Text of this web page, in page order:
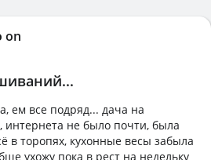
on
ем все подряд... дача на
интернета не было почти, была
в торопях, кухонные весы забыла
ухожу пока в рест на недельку